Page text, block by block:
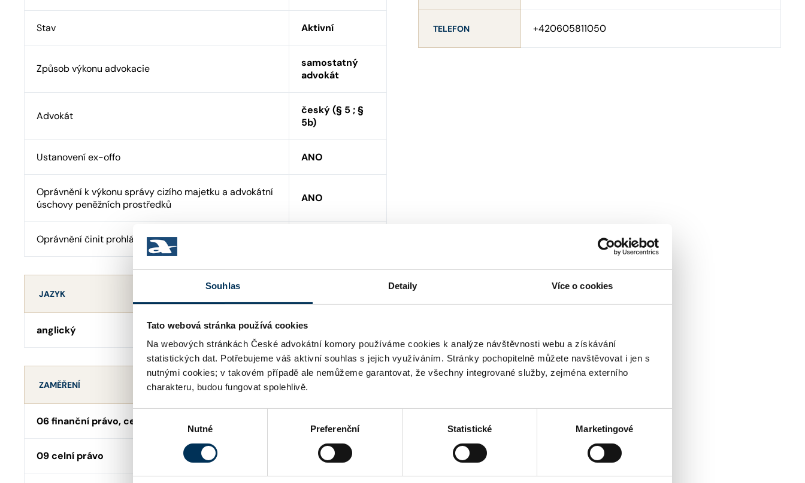
Souhlas Detaily Více o cookies
Tato webová stránka používá cookies
Na webových stránkách České advokátní komory používáme cookies k analýze návštěvnosti webu a získávání
statistických dat. Potřebujeme váš aktivní souhlas s jejich využíváním. Stránky pochopitelně můžete navštěvovat i jen s
nutnými cookies; v takovém případě ale nemůžeme garantovat, že všechny integrované služby, zejména externího
charakteru, budou fungovat spolehlivě.
Nutné Preferenční Statistické Marketingové
Stav Aktivní
Způsob výkonu advokacie
samostatný
advokát
Advokát
český (§ 5 ; §
5b)
Ustanovení ex-offo ANO
Oprávnění k výkonu správy cizího majetku a advokátní
úschovy peněžních prostředků
ANO
Oprávnění činit prohlášení o pravosti podpisu
JAZYK
anglický
ZAMĚŘENÍ
06 finanční právo, cenné papíry, fúze a akvizice, daně
09 celní právo
TELEFON +420605811050